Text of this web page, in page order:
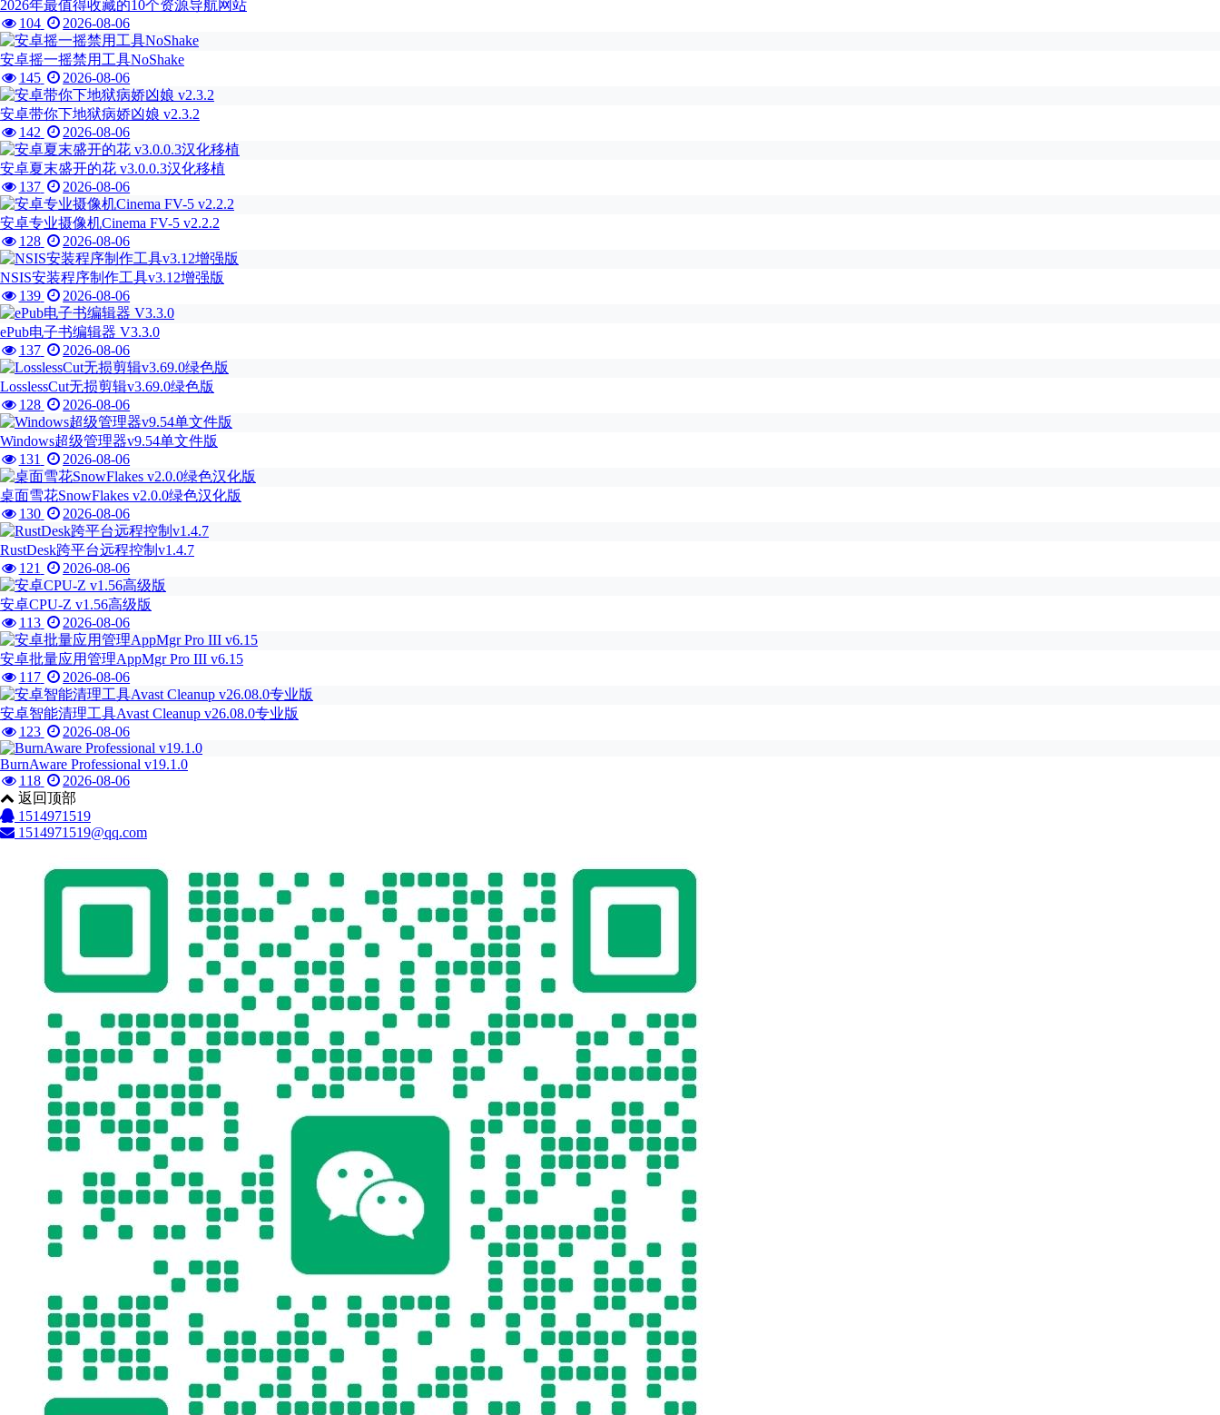
2026年最值得收藏的10个资源导航网站
104
2026-08-06
安卓摇一摇禁用工具NoShake
145
2026-08-06
安卓带你下地狱病娇凶娘 v2.3.2
142
2026-08-06
安卓夏末盛开的花 v3.0.0.3汉化移植
137
2026-08-06
安卓专业摄像机Cinema FV-5 v2.2.2
128
2026-08-06
NSIS安装程序制作工具v3.12增强版
139
2026-08-06
ePub电子书编辑器 V3.3.0
137
2026-08-06
LosslessCut无损剪辑v3.69.0绿色版
128
2026-08-06
Windows超级管理器v9.54单文件版
131
2026-08-06
桌面雪花SnowFlakes v2.0.0绿色汉化版
130
2026-08-06
RustDesk跨平台远程控制v1.4.7
121
2026-08-06
安卓CPU-Z v1.56高级版
113
2026-08-06
安卓批量应用管理AppMgr Pro III v6.15
117
2026-08-06
安卓智能清理工具Avast Cleanup v26.08.0专业版
123
2026-08-06
BurnAware Professional v19.1.0
118
2026-08-06
返回顶部
1514971519
1514971519@qq.com